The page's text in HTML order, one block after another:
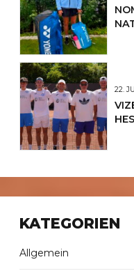
22.
KATEGORIEN
Allgemein